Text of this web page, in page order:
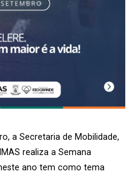
a Secretaria de Mobilidade,
realiza a Semana
ano tem como tema